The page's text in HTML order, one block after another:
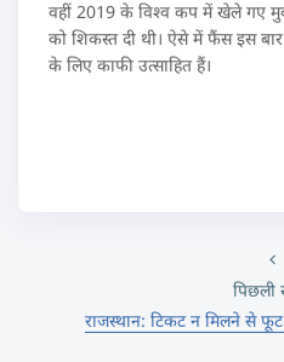
वहीं 2019 के विश्व कप में खेले गए
को शिकस्त दी थी। ऐसे में फैंस इस
के लिए काफी उत्साहित हैं।
पिछली
राजस्थान: टिकट न मिलने से